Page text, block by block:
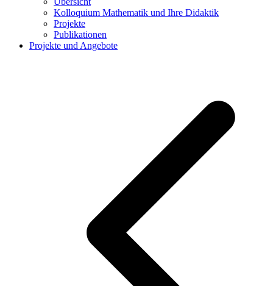
Kolloquium Mathematik und Ihre Didaktik
Projekte
Publikationen
Projekte und Angebote